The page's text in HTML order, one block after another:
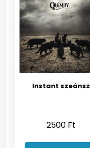
Instant szeánsz
2500 Ft